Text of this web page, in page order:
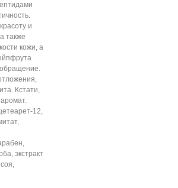
и
также
кожи, а
Кстати,
12,
экстракт